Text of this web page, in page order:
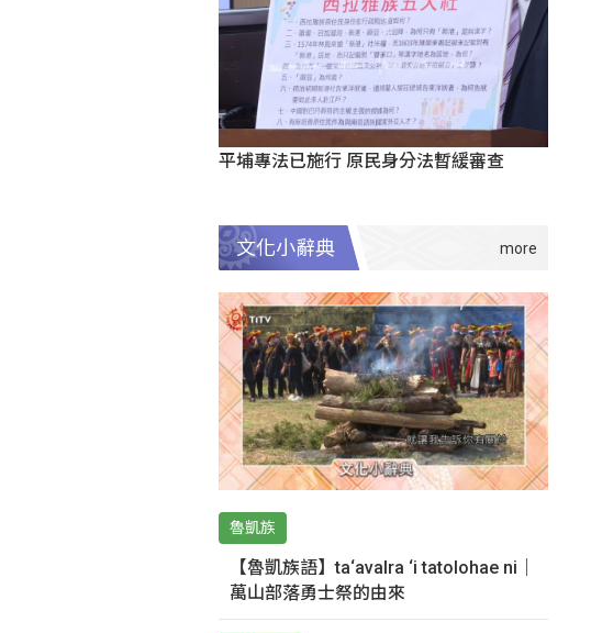
平埔專法已施行 原民身分法暫緩審查
文化小辭典
魯凱族
【魯凱族語】ta‘avalra ‘i tatolohae ni｜
萬山部落勇士祭的由來